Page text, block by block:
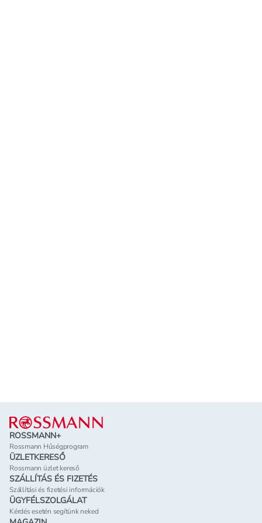
Lábléc
ROSSMANN+
Rossmann Hűségprogram
ÜZLETKERESŐ
Rossmann üzlet kereső
SZÁLLÍTÁS ÉS FIZETÉS
Szállítási és fizetési információk
ÜGYFÉLSZOLGÁLAT
Kérdés esetén segítünk neked